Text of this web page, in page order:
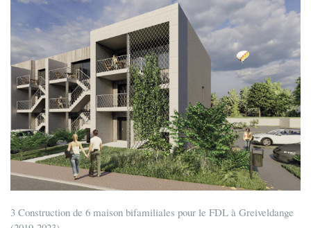
3 Construction de 6 maison bifamiliales pour le FDL à Greiveldange